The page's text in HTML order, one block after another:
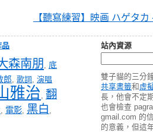
【聽寫練習】映画 ハゲタ
站內資源
雙子貓的三分
共享書籤和 虛
長，他會不定
也會檢查
gmail.com 的
的意義，但這
品
森南朋 , 底
郎, 歌詞 , 演唱
雅治 , 翻
, 電影, 黑白 ,